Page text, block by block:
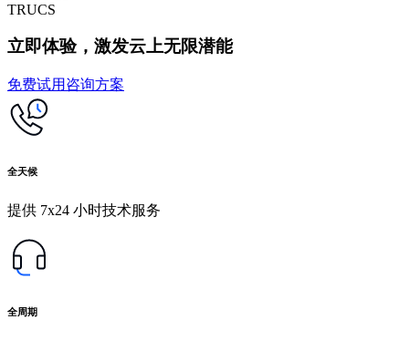
TRUCS
立即体验，激发云上无限潜能
免费试用 咨询方案
全天候
提供 7x24 小时技术服务
全周期